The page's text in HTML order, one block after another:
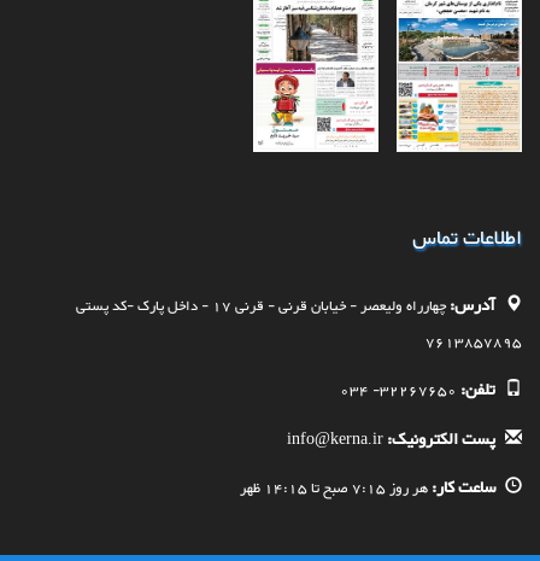
اطلاعات تماس
آدرس:
چهارراه وليعصر - خيابان قرنی - قرنی 17 - داخل پارک -کد پستی
7613857895
تلفن: 32267650- 034
پست الکترونیک: info@kerna.ir
ساعت کار:هر روز 7:15 صبح تا 14:15 ظهر